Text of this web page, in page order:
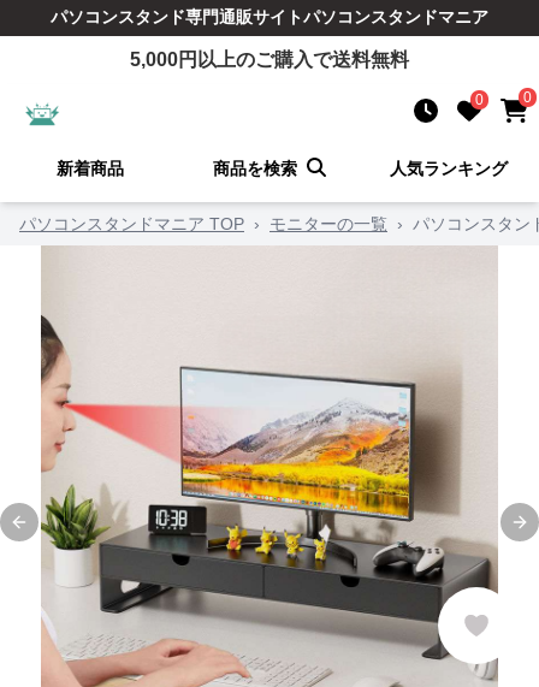
パソコンスタンド専門通販サイトパソコンスタンドマニア
5,000円以上のご購入で送料無料
0 0
新着商品 商品を検索 人気ランキング
パソコンスタンドマニア TOP › モニターの一覧 › パソコンスタン
Previous slide